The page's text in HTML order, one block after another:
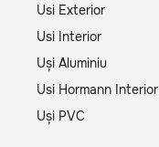
Usi Exterior
Usi Interior
Uși Aluminiu
Usi Hormann Interior
Uși PVC